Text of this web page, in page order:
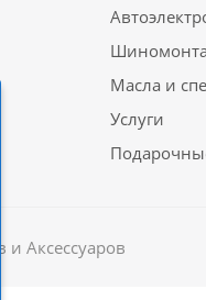
Масла и
Услуги
и Аксессуаров